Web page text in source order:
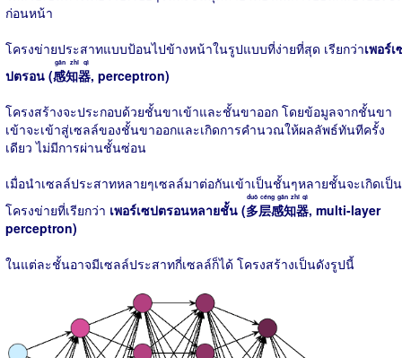
ก่อนหน้า
โครงข่ายประสาทแบบป้อนไปข้างหน้าในรูปแบบที่ง่ายที่สุด เรียกว่าเพอร์เ
ปตรอน (感知器
gǎn zhī qì
, perceptron)
โครงสร้างจะประกอบด้วยชั้นขาเข้าและชั้นขาออก โดยข้อมูลจากชั้นขา
เข้าจะเข้าสู่เซลล์ของชั้นขาออกและเกิดการคำนวณให้ผลลัพธ์ทันทีครั้ง
เดียว ไม่มีการผ่านชั้นซ่อน
เมื่อนำเซลล์ประสาทหลายๆเซลล์มาต่อกันเข้าเป็นชั้นๆหลายชั้นจะเกิดเป็น
โครงข่ายที่เรียกว่า เพอร์เซปตรอนหลายชั้น (多层感知器
duō céng gǎn zhī qì
, multi-layer
perceptron)
ในแต่ละชั้นอาจมีเซลล์ประสาทกี่เซลล์ก็ได้ โครงสร้างเป็นดังรูปนี้